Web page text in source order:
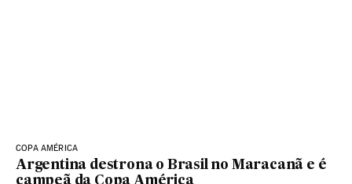
COPA AMÉRICA
Argentina destrona o Brasil no Maracanã e é
campeã da Copa América